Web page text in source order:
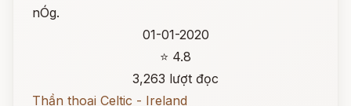
nÓg.
01-01-2020
⭐ 4.8
3,263 lượt đọc
Thần thoại Celtic - Ireland